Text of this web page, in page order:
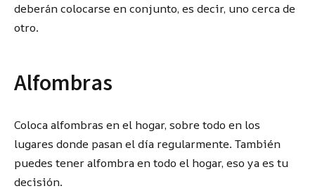
deberán colocarse en conjunto, es decir, uno cerca de
otro.
Alfombras
Coloca alfombras en el hogar, sobre todo en los
lugares donde pasan el día regularmente. También
puedes tener alfombra en todo el hogar, eso ya es tu
decisión.